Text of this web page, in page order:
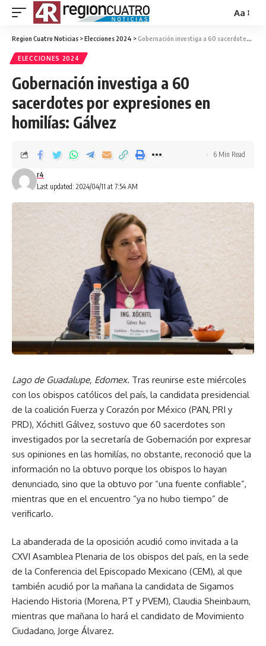
Aa
Region Cuatro Noticias >Elecciones 2024 >Gobernación investiga a 60 sacerdotes por expresiones en homilías: Gálvez
ELECCIONES 2024
Gobernación investiga a 60
sacerdotes por expresiones en
homilías: Gálvez
Last updated: 2024/04/11 at 7:54 AM
r4
6 Min Read
Lago de Guadalupe, Edomex. Tras reunirse este miércoles
con los obispos católicos del país, la candidata presidencial
de la coalición Fuerza y Corazón por México (PAN, PRI y
PRD), Xóchitl Gálvez, sostuvo que 60 sacerdotes son
investigados por la secretaría de Gobernación por expresar
sus opiniones en las homilías, no obstante, reconoció que la
información no la obtuvo porque los obispos lo hayan
denunciado, sino que la obtuvo por “una fuente confiable”,
mientras que en el encuentro “ya no hubo tiempo” de
verificarlo.
La abanderada de la oposición acudió como invitada a la
CXVI Asamblea Plenaria de los obispos del país, en la sede
de la Conferencia del Episcopado Mexicano (CEM), al que
también acudió por la mañana la candidata de Sigamos
Haciendo Historia (Morena, PT y PVEM), Claudia Sheinbaum,
mientras que mañana lo hará el candidato de Movimiento
Ciudadano, Jorge Álvarez.